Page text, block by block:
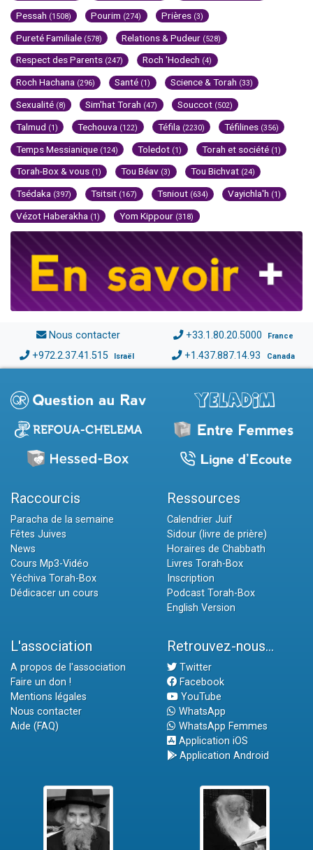
Pessah (1508) Pourim (274) Prières (3)
Pureté Familiale (578) Relations & Pudeur (528)
Respect des Parents (247) Roch 'Hodech (4)
Roch Hachana (296) Santé (1) Science & Torah (33)
Sexualité (8) Sim'hat Torah (47) Souccot (502)
Talmud (1) Techouva (122) Téfila (2230) Téfilines (356)
Temps Messianique (124) Toledot (1) Torah et société (1)
Torah-Box & vous (1) Tou Béav (3) Tou Bichvat (24)
Tsédaka (397) Tsitsit (167) Tsniout (634) Vayichla'h (1)
Vézot Haberakha (1) Yom Kippour (318)
Nous contacter +33.1.80.20.5000 France
+972.2.37.41.515 Israël +1.437.887.14.93 Canada
Raccourcis
Paracha de la semaine
Fêtes Juives
News
Cours Mp3-Vidéo
Yéchiva Torah-Box
Dédicacer un cours
Ressources
Calendrier Juif
Sidour (livre de prière)
Horaires de Chabbath
Livres Torah-Box
Inscription
Podcast Torah-Box
English Version
L'association
A propos de l'association
Faire un don !
Mentions légales
Nous contacter
Aide (FAQ)
Retrouvez-nous...
Twitter
Facebook
YouTube
WhatsApp
WhatsApp Femmes
Application iOS
Application Android